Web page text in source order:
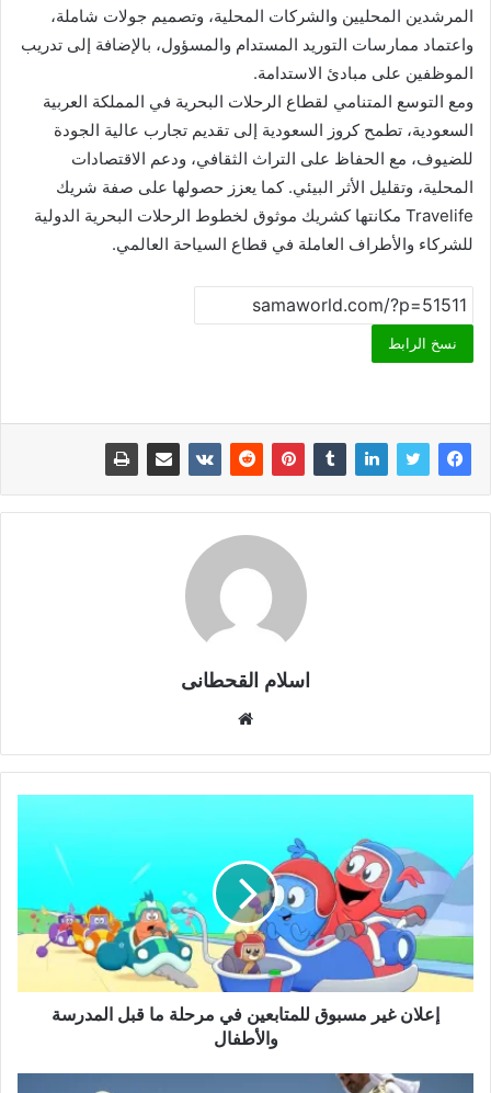
المرشدين المحليين والشركات المحلية، وتصميم جولات شاملة،
واعتماد ممارسات التوريد المستدام والمسؤول، بالإضافة إلى تدريب
الموظفين على مبادئ الاستدامة.
ومع التوسع المتنامي لقطاع الرحلات البحرية في المملكة العربية
السعودية، تطمح كروز السعودية إلى تقديم تجارب عالية الجودة
للضيوف، مع الحفاظ على التراث الثقافي، ودعم الاقتصادات
المحلية، وتقليل الأثر البيئي. كما يعزز حصولها على صفة شريك
Travelife مكانتها كشريك موثوق لخطوط الرحلات البحرية الدولية
للشركاء والأطراف العاملة في قطاع السياحة العالمي.
نسخ الرابط
اسلام القحطانى
ق
ع
ب
إعلان غير مسبوق للمتابعين في مرحلة ما قبل المدرسة
والأطفال